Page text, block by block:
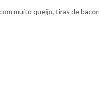
muito queijo, tiras de